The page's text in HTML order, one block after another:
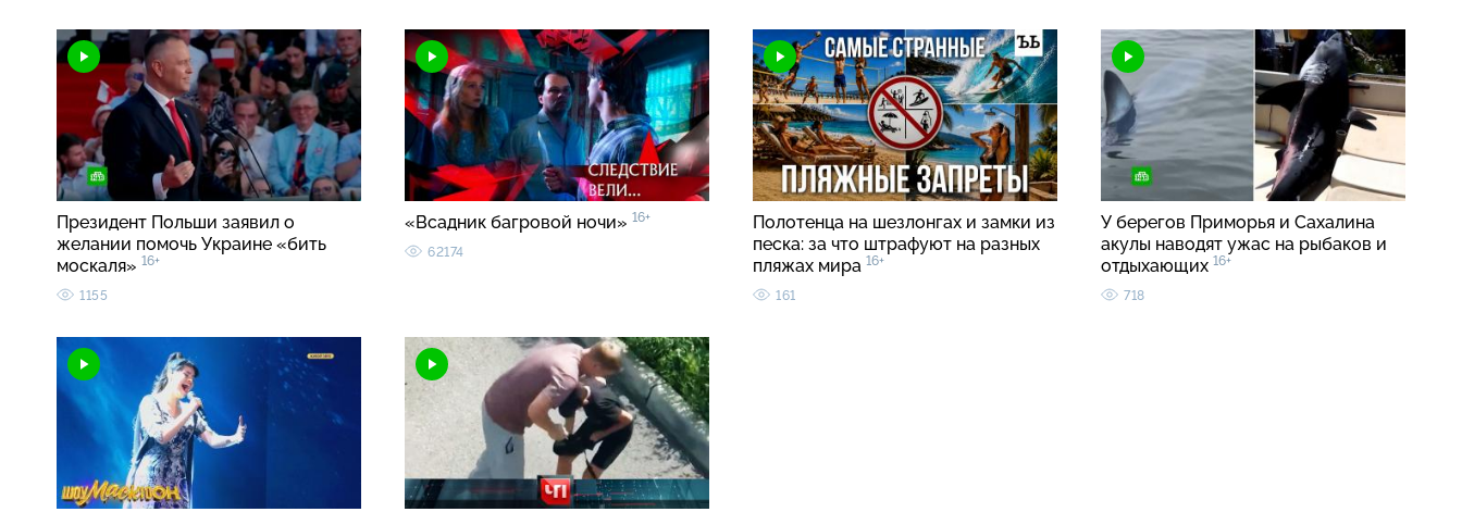
Президент Польши заявил о
желании помочь Украине «бить
москаля» 16+
1155
«Всадник багровой ночи» 16+
62174
Полотенца на шезлонгах и замки из
песка: за что штрафуют на разных
пляжах мира 16+
161
У берегов Приморья и Сахалина
акулы наводят ужас на рыбаков и
отдыхающих 16+
718